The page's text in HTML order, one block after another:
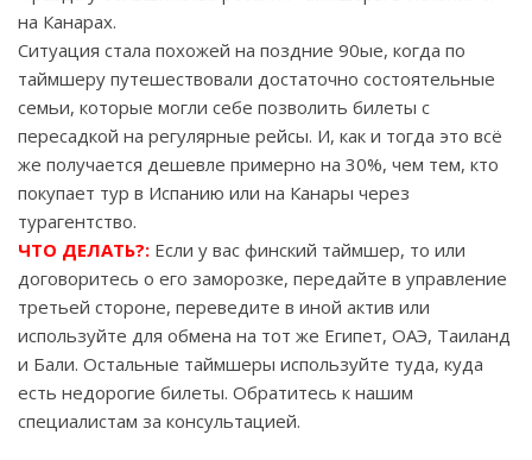
на Канарах.
Ситуация стала похожей на поздние 90ые, когда по
таймшеру путешествовали достаточно состоятельные
семьи, которые могли себе позволить билеты с
пересадкой на регулярные рейсы. И, как и тогда это всё
же получается дешевле примерно на 30%, чем тем, кто
покупает тур в Испанию или на Канары через
турагентство.
ЧТО ДЕЛАТЬ?: Если у вас финский таймшер, то или
договоритесь о его заморозке, передайте в управление
третьей стороне, переведите в иной актив или
используйте для обмена на тот же Египет, ОАЭ, Таиланд
и Бали. Остальные таймшеры используйте туда, куда
есть недорогие билеты. Обратитесь к нашим
специалистам за консультацией.